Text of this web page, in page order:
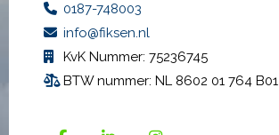
0187-748003
info@fiksen.nl
KvK Nummer: 75236745
BTW nummer: NL 8602 01 764 B01